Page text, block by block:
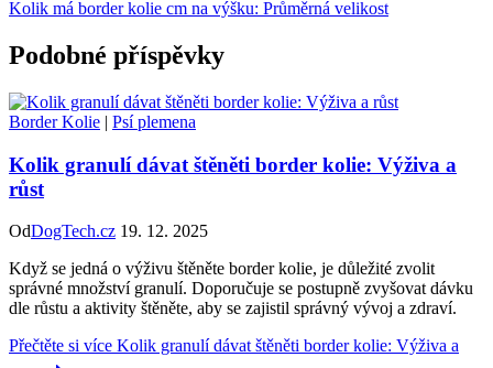
Kolik má border kolie cm na výšku: Průměrná velikost
Podobné příspěvky
Border Kolie | Psí plemena
Kolik granulí dávat štěněti border kolie: Výživa a
růst
OdDogTech.cz 19. 12. 2025
Když se jedná o výživu štěněte border kolie, je důležité zvolit
správné množství granulí. Doporučuje se postupně zvyšovat dávku
dle růstu a aktivity štěněte, aby se zajistil správný vývoj a zdraví.
Přečtěte si více Kolik granulí dávat štěněti border kolie: Výživa a